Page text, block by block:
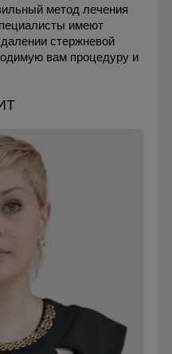
метод лечения
имеют
стержневой
вам процедуру и